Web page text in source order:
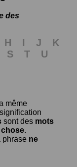
des
H I J
K
S T
U
même
sont des mots
chose.
phrase ne